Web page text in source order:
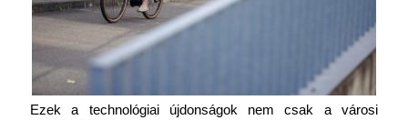
Ezek a technológiai újdonságok nem csak a városi